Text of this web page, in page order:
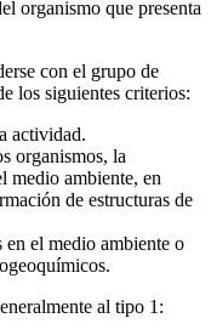
organismo que presenta
con el grupo de
los siguientes criterios:
actividad.
organismos, la
medio ambiente, en
de estructuras de
el medio ambiente o
al tipo 1: